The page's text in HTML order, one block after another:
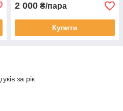
2 000 ₴/пара
Купити
за рік